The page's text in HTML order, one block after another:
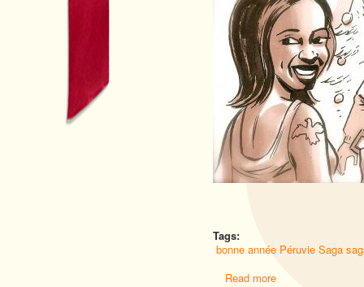
Tags:
bonne année Péruvie Saga
Read more